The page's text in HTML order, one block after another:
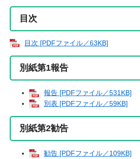
目次
目次 [PDFファイル／63KB]
別紙第1報告
報告 [PDFファイル／531KB]
別表 [PDFファイル／59KB]
別紙第2勧告
勧告 [PDFファイル／109KB]